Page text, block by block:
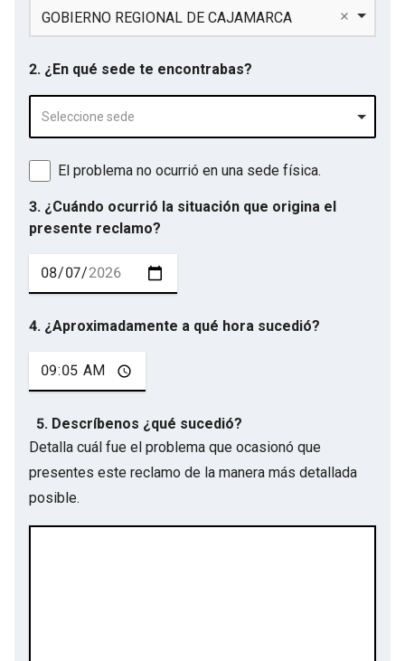
GOBIERNO REGIONAL DE CAJAMARCA
2. ¿En qué sede te encontrabas?
Seleccione sede
El problema no ocurrió en una sede física.
3. ¿Cuándo ocurrió la situación que origina el
presente reclamo?
4. ¿Aproximadamente a qué hora sucedió?
5. Descríbenos ¿qué sucedió?
Detalla cuál fue el problema que ocasionó que
presentes este reclamo de la manera más detallada
posible.